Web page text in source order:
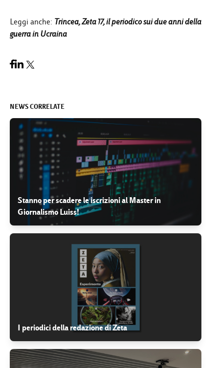
Leggi anche: Trincea, Zeta 17, il periodico sui due anni della
guerra in Ucraina
NEWS CORRELATE
Stanno per scadere le iscrizioni al Master in
Giornalismo Luiss!
I periodici della redazione di Zeta